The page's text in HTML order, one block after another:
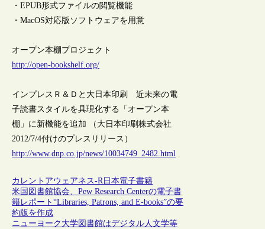
・EPUB形式ファイルの閲覧機能
・MacOS対応版ソフトウェアを用意
オープン本棚プロジェクト
http://open-bookshelf.org/
インプレスＲ＆Ｄと大日本印刷 近未来の電
子読書スタイルを具現化する「オープン本
棚」に新機能を追加 （大日本印刷株式会社
2012/7/4付けのプレスリリース）
http://www.dnp.co.jp/news/10034749_2482.html
カレントアウェアネス-R日本電子書籍
米国図書館協会、Pew Research Centerの電子書
籍レポート“Libraries, Patrons, and E-books”の要
約版を作成
ニューヨーク大学図書館はデジタル人文学等